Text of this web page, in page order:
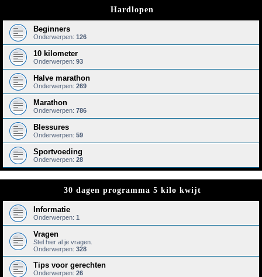
Hardlopen
Beginners
Onderwerpen: 126
10 kilometer
Onderwerpen: 93
Halve marathon
Onderwerpen: 269
Marathon
Onderwerpen: 786
Blessures
Onderwerpen: 59
Sportvoeding
Onderwerpen: 28
30 dagen programma 5 kilo kwijt
Informatie
Onderwerpen: 1
Vragen
Stel hier al je vragen.
Onderwerpen: 328
Tips voor gerechten
Onderwerpen: 26